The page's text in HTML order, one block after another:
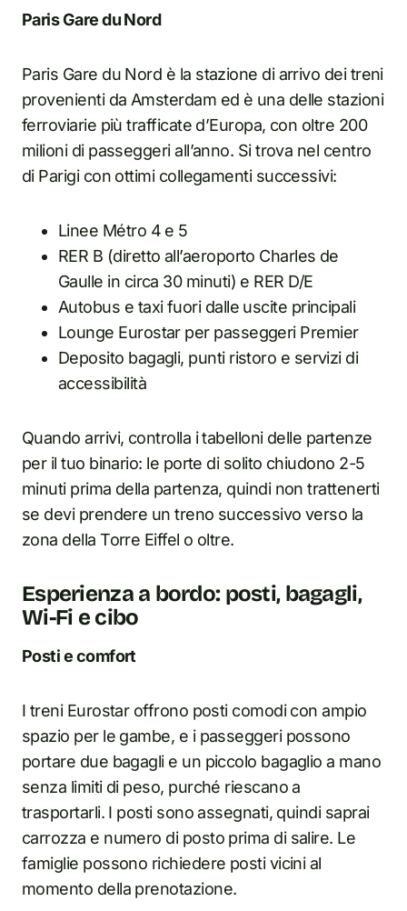
Paris Gare du Nord
Paris Gare du Nord è la stazione di arrivo dei treni
provenienti da Amsterdam ed è una delle stazioni
ferroviarie più trafficate d’Europa, con oltre 200
milioni di passeggeri all’anno. Si trova nel centro
di Parigi con ottimi collegamenti successivi:
Linee Métro 4 e 5
RER B (diretto all’aeroporto Charles de
Gaulle in circa 30 minuti) e RER D/E
Autobus e taxi fuori dalle uscite principali
Lounge Eurostar per passeggeri Premier
Deposito bagagli, punti ristoro e servizi di
accessibilità
Quando arrivi, controlla i tabelloni delle partenze
per il tuo binario: le porte di solito chiudono 2-5
minuti prima della partenza, quindi non trattenerti
se devi prendere un treno successivo verso la
zona della Torre Eiffel o oltre.
Esperienza a bordo: posti, bagagli,
Wi-Fi e cibo
Posti e comfort
I treni Eurostar offrono posti comodi con ampio
spazio per le gambe, e i passeggeri possono
portare due bagagli e un piccolo bagaglio a mano
senza limiti di peso, purché riescano a
trasportarli. I posti sono assegnati, quindi saprai
carrozza e numero di posto prima di salire. Le
famiglie possono richiedere posti vicini al
momento della prenotazione.